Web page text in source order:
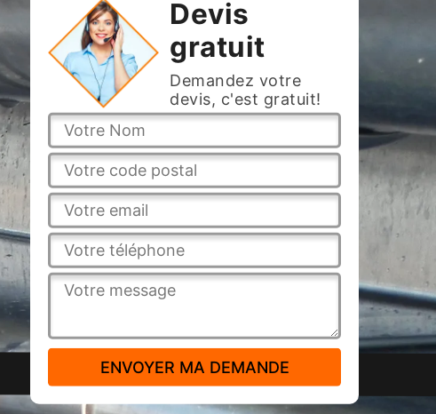
Devis
gratuit
Demandez votre
devis, c'est gratuit!